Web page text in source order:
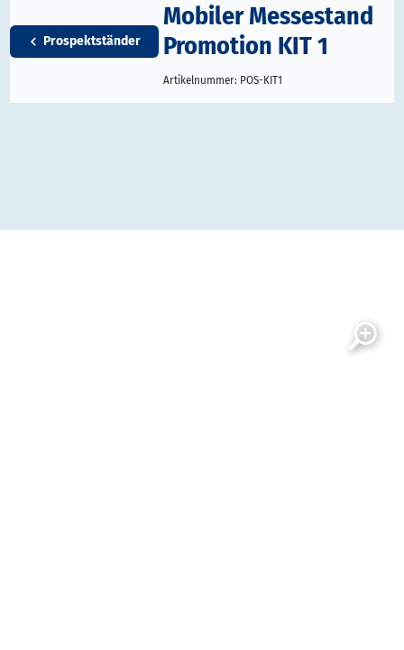
Prospektständer
Mobiler Messestand
Promotion KIT 1
Artikelnummer: POS-KIT1